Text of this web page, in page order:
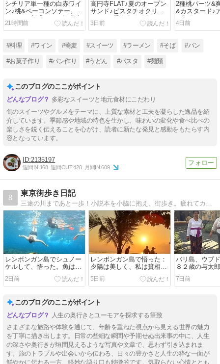
シチリア単一種の白赤ワイ
ン♪桃&ベーコンソテー、鴨
ソテー、刺盛など、幅広大
満喫(*^^*)♪
21時間前
高円寺FLAT♪夏のオープン
サンド♪ピスタチオクリー
ムパン♪秀逸全粒粉食パン♪
などなど大満喫♪
3日前
2種桃パーツ&
&カスタード♪
の新作デニッ
4日前
#料理 #ワイン #蕎麦 #スイーツ #ラーメン #そば #パン
#お菓子作り #パン作り #うどん #パスタ #麺類
このブログのここがポイント
多彩なスイーツと地元食材にこだわり
旬のスイーツやグルメをテーマに、上質な素材と工夫を凝らした逸品を紹
介しています。季節感や地域の特色を生かし、味わいの変化や食べ比べの
楽しさを鋭く伝えることを心がけ、読者に新たな発見と感動をもたらす内
容となっています。
2135197
週間IN:168 週間OUT:420 月間IN:609
8
東京街歩き日記
三途の川まであと一歩！小説本を小脇に抱え、街歩き。疲れてカフェで一休み！
レンボンガン島でシュノー
ケルして、悟った。魚は美
しい、私はポンコツだ。
2日前
レンボンガン島で悟った：
夕陽は美しく、私は貧相だ
った。
5日前
バリ島、ウブ
８２歳の与太
恵比べ（負け
7日前
このブログのここがポイント
人生の奥行きとユーモアを探求する筆致
さまざまな旅路や体験を通じて、年齢を重ねた視点から見える世界の魅力
を丁寧に描き出します。日常の些細な瞬間や予期せぬ出来事の中に、人生
の深さや奥行きが垣間見えるような写真や文章で、思わず引き込まれま
す。旅のトラブルや出会いから伝わる、日々の豊かさと人生の粋な一面が
鮮やかに伝わる一方、軽妙な語り口も特徴的です。気取らない心情ととも